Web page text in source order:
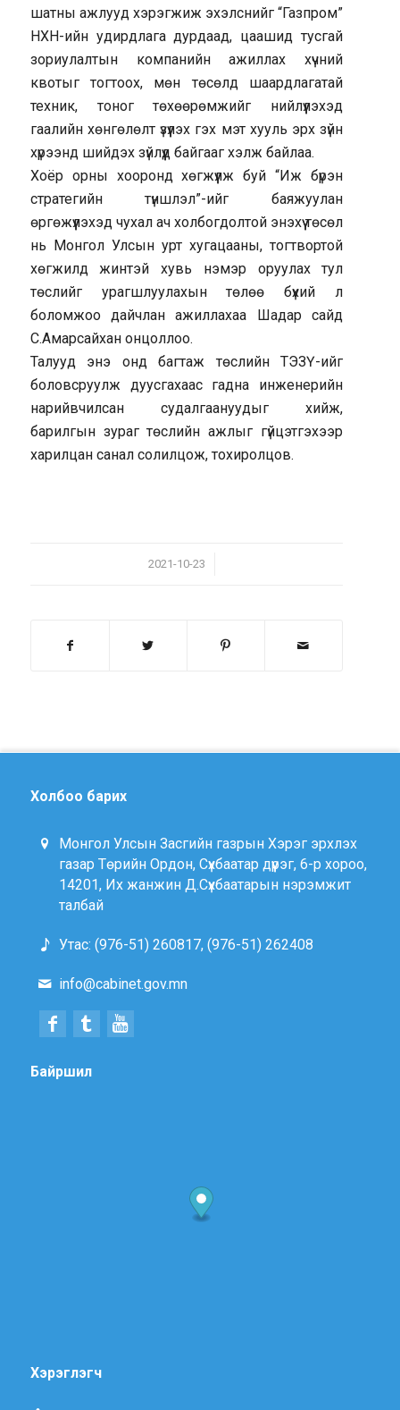
шатны ажлууд хэрэгжиж эхэлснийг “Газпром”
НХН-ийн удирдлага дурдаад, цаашид тусгай
зориулалтын компанийн ажиллах хүчний
квотыг тогтоох, мөн төсөлд шаардлагатай
техник, тоног төхөөрөмжийг нийлүүлэхэд
гаалийн хөнгөлөлт үзүүлэх гэх мэт хууль эрх зүйн
хүрээнд шийдэх зүйлүүд байгааг хэлж байлаа.
Хоёр орны хооронд хөгжүүлж буй “Иж бүрэн
стратегийн түншлэл”-ийг баяжуулан
өргөжүүлэхэд чухал ач холбогдолтой энэхүү төсөл
нь Монгол Улсын урт хугацааны, тогтвортой
хөгжилд жинтэй хувь нэмэр оруулах тул
төслийг урагшлуулахын төлөө бүхий л
боломжоо дайчлан ажиллахаа Шадар сайд
С.Амарсайхан онцоллоо.
Талууд энэ онд багтаж төслийн ТЭЗҮ-ийг
боловсруулж дуусгахаас гадна инженерийн
нарийвчилсан судалгаануудыг хийж,
барилгын зураг төслийн ажлыг гүйцэтгэхээр
харилцан санал солилцож, тохиролцов.
2021-10-23
/
Холбоо барих
Монгол Улсын Засгийн газрын Хэрэг эрхлэх
газар Төрийн Ордон, Сүхбаатар дүүрэг, 6-р хороо,
14201, Их жанжин Д.Сүхбаатарын нэрэмжит
талбай
Утас: (976-51) 260817, (976-51) 262408
info@cabinet.gov.mn
Байршил
Хэрэглэгч